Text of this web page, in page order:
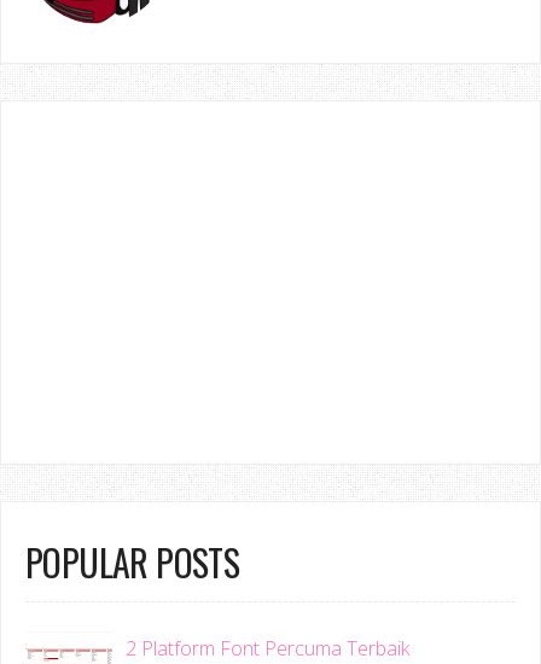
POPULAR POSTS
2 Platform Font Percuma Terbaik